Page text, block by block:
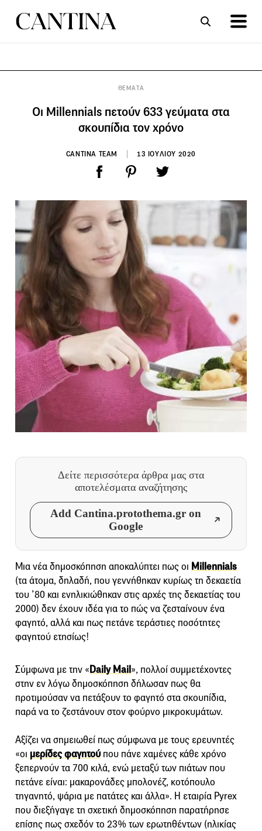
ΘΕΜΑΤΑ
Οι Millennials πετούν 633 γεύματα στα
σκουπίδια τον χρόνο
CANTINA TEAM 13 ΙΟΥΛΙΟΥ 2020
Δείτε περισσότερα άρθρα μας στα
αποτελέσματα αναζήτησης
Add Cantina.protothema.gr on
Google
Μια νέα δημοσκόπηση αποκαλύπτει πως οι Millennials
(τα άτομα, δηλαδή, που γεννήθηκαν κυρίως τη δεκαετία
του ’80 και ενηλικιώθηκαν στις αρχές της δεκαετίας του
2000) δεν έχουν ιδέα για το πώς να ζεσταίνουν ένα
φαγητό, αλλά και πως πετάνε τεράστιες ποσότητες
φαγητού ετησίως!
Σύμφωνα με την «Daily Mail», πολλοί συμμετέχοντες
στην εν λόγω δημοσκόπηση δήλωσαν πως θα
προτιμούσαν να πετάξουν το φαγητό στα σκουπίδια,
παρά να το ζεστάνουν στον φούρνο μικροκυμάτων.
Αξίζει να σημειωθεί πως σύμφωνα με τους ερευνητές
«οι μερίδες φαγητού που πάνε χαμένες κάθε χρόνο
ξεπερνούν τα 700 κιλά, ενώ μεταξύ των πιάτων που
πετάνε είναι: μακαρονάδες μπολονέζ, κοτόπουλο
τηγανητό, ψάρια με πατάτες και άλλα». Η εταιρία Pyrex
που διεξήγαγε τη σχετική δημοσκόπηση παρατήρησε
επίσης πως σχεδόν το 23% των ερωτηθέντων (ηλικίας